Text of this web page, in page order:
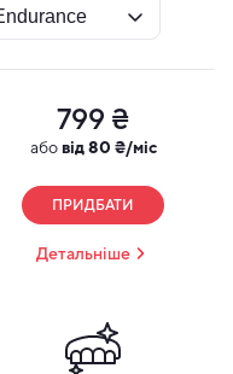
799 ₴
або від 80 ₴/міс
ПРИДБАТИ
Детальніше